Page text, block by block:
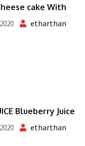
cake With
etharthan
Blueberry Juice
etharthan